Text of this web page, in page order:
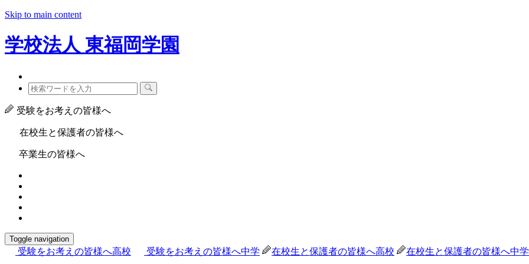
Skip to main content
学校法人 東福岡学園
受験をお考えの皆様へ
在校生と保護者の皆様へ
卒業生の皆様へ
Toggle navigation
受験をお考えの皆様へ高校 受験をお考えの皆様へ中学 在校生と保護者の皆様へ高校 在校生と保護者の皆様へ中学